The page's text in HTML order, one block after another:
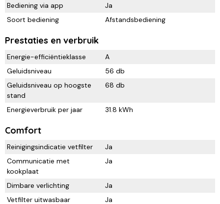
Bediening via app
Ja
Soort bediening
Afstandsbediening
Prestaties en verbruik
Energie-efficiëntieklasse
A
Geluidsniveau
56 db
Geluidsniveau op hoogste
stand
68 db
Energieverbruik per jaar 31.8 kWh
Comfort
Reinigingsindicatie vetfilter
Ja
Communicatie met
kookplaat
Ja
Dimbare verlichting
Ja
Vetfilter uitwasbaar
Ja